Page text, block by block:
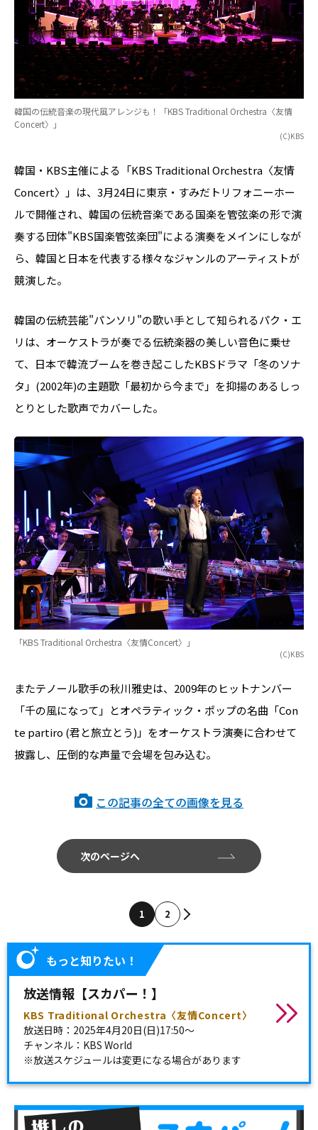
韓国の伝統音楽の現代風アレンジも！「KBS Traditional Orchestra〈友情
Concert〉」
(C)KBS
韓国・KBS主催による「KBS Traditional Orchestra〈友情
Concert〉」は、3月24日に東京・すみだトリフォニーホー
ルで開催され、韓国の伝統音楽である国楽を管弦楽の形で演
奏する団体"KBS国楽管弦楽団"による演奏をメインにしなが
ら、韓国と日本を代表する様々なジャンルのアーティストが
競演した。
韓国の伝統芸能"パンソリ"の歌い手として知られるパク・エ
リは、オーケストラが奏でる伝統楽器の美しい音色に乗せ
て、日本で韓流ブームを巻き起こしたKBSドラマ「冬のソナ
タ」(2002年)の主題歌「最初から今まで」を抑揚のあるしっ
とりとした歌声でカバーした。
「KBS Traditional Orchestra〈友情Concert〉」
(C)KBS
またテノール歌手の秋川雅史は、2009年のヒットナンバー
「千の風になって」とオペラティック・ポップの名曲「Con
te partiro (君と旅立とう)」をオーケストラ演奏に合わせて
披露し、圧倒的な声量で会場を包み込む。
この記事の全ての画像を見る
次のページへ
1 2
もっと知りたい！
放送情報【スカパー！】
KBS Traditional Orchestra〈友情Concert〉
放送日時：2025年4月20日(日)17:50～
チャンネル：KBS World
※放送スケジュールは変更になる場合があります